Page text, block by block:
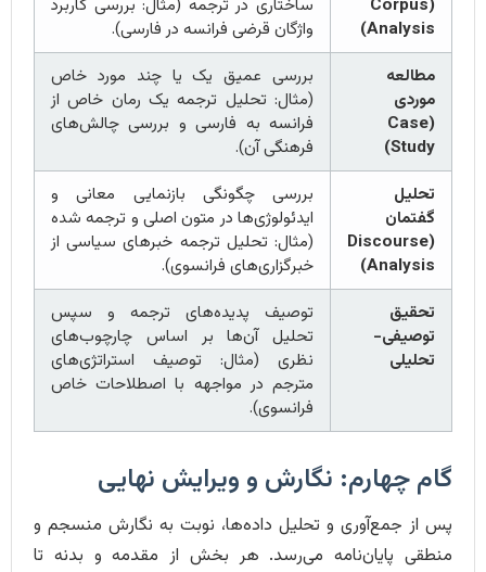
(Corpus
Analysis)
ساختاری در ترجمه (مثال: بررسی کاربرد
واژگان قرضی فرانسه در فارسی).
مطالعه
موردی
(Case
Study)
بررسی عمیق یک یا چند مورد خاص
(مثال: تحلیل ترجمه یک رمان خاص از
فرانسه به فارسی و بررسی چالش‌های
فرهنگی آن).
تحلیل
گفتمان
(Discourse
Analysis)
بررسی چگونگی بازنمایی معانی و
ایدئولوژی‌ها در متون اصلی و ترجمه شده
(مثال: تحلیل ترجمه خبرهای سیاسی از
خبرگزاری‌های فرانسوی).
تحقیق
توصیفی-
تحلیلی
توصیف پدیده‌های ترجمه و سپس
تحلیل آن‌ها بر اساس چارچوب‌های
نظری (مثال: توصیف استراتژی‌های
مترجم در مواجهه با اصطلاحات خاص
فرانسوی).
گام چهارم: نگارش و ویرایش نهایی
پس از جمع‌آوری و تحلیل داده‌ها، نوبت به نگارش منسجم و
منطقی پایان‌نامه می‌رسد. هر بخش از مقدمه و بدنه تا